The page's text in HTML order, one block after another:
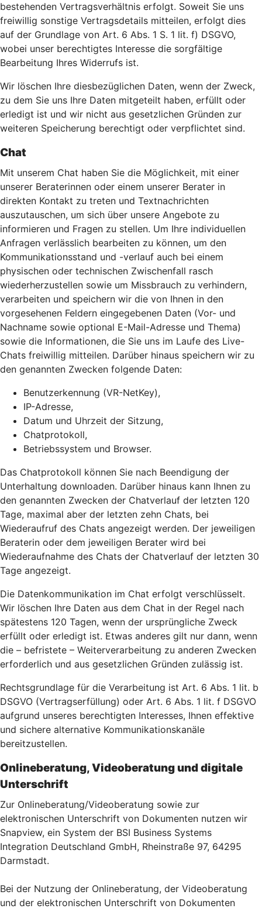
bestehenden Vertragsverhältnis erfolgt. Soweit Sie uns
freiwillig sonstige Vertragsdetails mitteilen, erfolgt dies
auf der Grundlage von Art. 6 Abs. 1 S. 1 lit. f) DSGVO,
wobei unser berechtigtes Interesse die sorgfältige
Bearbeitung Ihres Widerrufs ist.
Wir löschen Ihre diesbezüglichen Daten, wenn der Zweck,
zu dem Sie uns Ihre Daten mitgeteilt haben, erfüllt oder
erledigt ist und wir nicht aus gesetzlichen Gründen zur
weiteren Speicherung berechtigt oder verpflichtet sind.
Chat
Mit unserem Chat haben Sie die Möglichkeit, mit einer
unserer Beraterinnen oder einem unserer Berater in
direkten Kontakt zu treten und Textnachrichten
auszutauschen, um sich über unsere Angebote zu
informieren und Fragen zu stellen. Um Ihre individuellen
Anfragen verlässlich bearbeiten zu können, um den
Kommunikationsstand und -verlauf auch bei einem
physischen oder technischen Zwischenfall rasch
wiederherzustellen sowie um Missbrauch zu verhindern,
verarbeiten und speichern wir die von Ihnen in den
vorgesehenen Feldern eingegebenen Daten (Vor- und
Nachname sowie optional E-Mail-Adresse und Thema)
sowie die Informationen, die Sie uns im Laufe des Live-
Chats freiwillig mitteilen. Darüber hinaus speichern wir zu
den genannten Zwecken folgende Daten:
Benutzerkennung (VR-NetKey),
IP-Adresse,
Datum und Uhrzeit der Sitzung,
Chatprotokoll,
Betriebssystem und Browser.
Das Chatprotokoll können Sie nach Beendigung der
Unterhaltung downloaden. Darüber hinaus kann Ihnen zu
den genannten Zwecken der Chatverlauf der letzten 120
Tage, maximal aber der letzten zehn Chats, bei
Wiederaufruf des Chats angezeigt werden. Der jeweiligen
Beraterin oder dem jeweiligen Berater wird bei
Wiederaufnahme des Chats der Chatverlauf der letzten 30
Tage angezeigt.
Die Datenkommunikation im Chat erfolgt verschlüsselt.
Wir löschen Ihre Daten aus dem Chat in der Regel nach
spätestens 120 Tagen, wenn der ursprüngliche Zweck
erfüllt oder erledigt ist. Etwas anderes gilt nur dann, wenn
die – befristete – Weiterverarbeitung zu anderen Zwecken
erforderlich und aus gesetzlichen Gründen zulässig ist.
Rechtsgrundlage für die Verarbeitung ist Art. 6 Abs. 1 lit. b
DSGVO (Vertragserfüllung) oder Art. 6 Abs. 1 lit. f DSGVO
aufgrund unseres berechtigten Interesses, Ihnen effektive
und sichere alternative Kommunikationskanäle
bereitzustellen.
Onlineberatung, Videoberatung und digitale
Unterschrift
Zur Onlineberatung/Videoberatung sowie zur
elektronischen Unterschrift von Dokumenten nutzen wir
Snapview, ein System der BSI Business Systems
Integration Deutschland GmbH, Rheinstraße 97, 64295
Darmstadt.
Bei der Nutzung der Onlineberatung, der Videoberatung
und der elektronischen Unterschrift von Dokumenten